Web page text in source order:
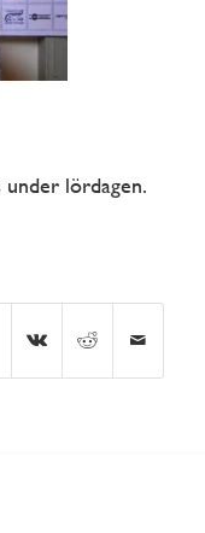
under lördagen.